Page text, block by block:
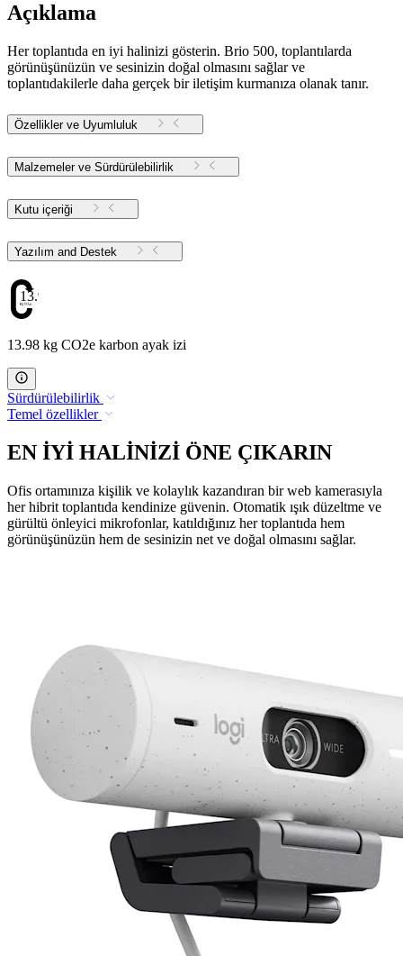
Açıklama
Her toplantıda en iyi halinizi gösterin. Brio 500, toplantılarda
görünüşünüzün ve sesinizin doğal olmasını sağlar ve
toplantıdakilerle daha gerçek bir iletişim kurmanıza olanak tanır.
Özellikler ve Uyumluluk
Malzemeler ve Sürdürülebilirlik
Kutu içeriği
Yazılım and Destek
13.98
13.98 kg CO2e karbon ayak izi
Sürdürülebilirlik
Temel özellikler
EN İYİ HALİNİZİ ÖNE ÇIKARIN
Ofis ortamınıza kişilik ve kolaylık kazandıran bir web kamerasıyla
her hibrit toplantıda kendinize güvenin. Otomatik ışık düzeltme ve
gürültü önleyici mikrofonlar, katıldığınız her toplantıda hem
görünüşünüzün hem de sesinizin net ve doğal olmasını sağlar.